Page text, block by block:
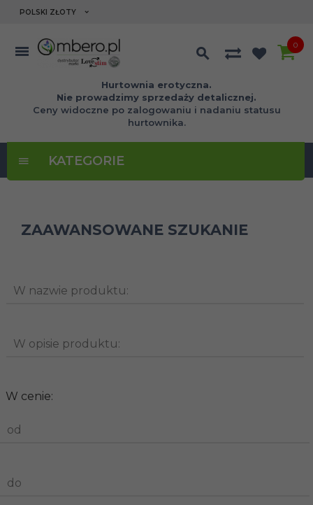
currency_h
POLSKI ZŁOTY
Hurtownia erotyczna.
Nie prowadzimy sprzedaży detalicznej.
Ceny widoczne po zalogowaniu i nadaniu statusu
hurtownika.
0
KATEGORIE
ZAAWANSOWANE SZUKANIE
W nazwie produktu:
W opisie produktu:
W cenie:
od
do